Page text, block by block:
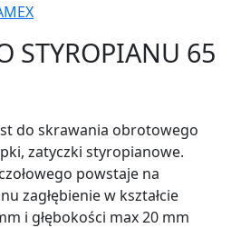
STYROPIANU 65
do skrawania obrotowego
zatyczki styropianowe.
powstaje na
zagłębienie w kształcie
i głębokości max 20 mm